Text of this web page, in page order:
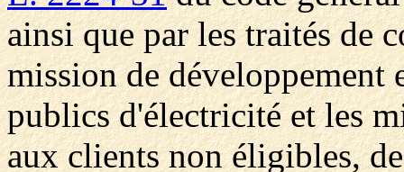
ainsi que par les traités de
mission de développement
publics d'électricité et les
aux clients non éligibles,